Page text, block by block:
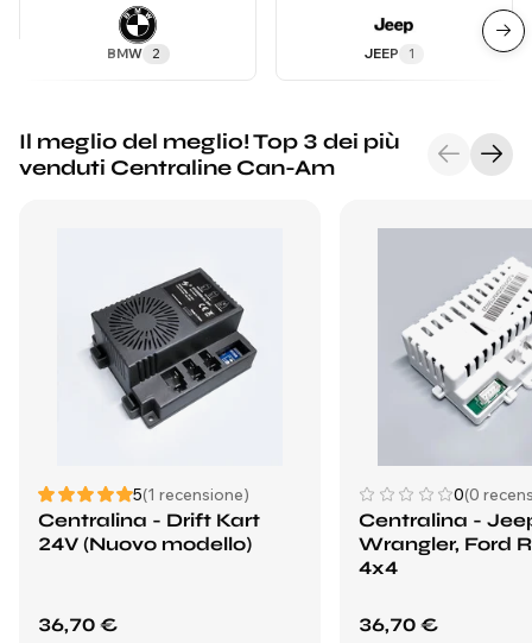
BMW 2 JEEP 1
Il meglio del meglio! Top 3 dei più
venduti Centraline Can-Am
5(1 recensione)
Centralina - Drift Kart
24V (Nuovo modello)
36,70 €
0(0
Centralina -
Wrangler, Ford
4x4
36,70 €